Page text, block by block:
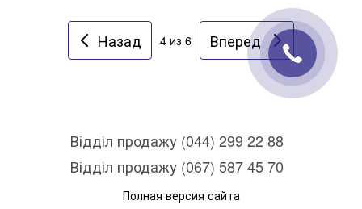
Назад 4 из 6 Вперед
Відділ продажу (044) 299 22 88
Відділ продажу (067) 587 45 70
Полная версия сайта